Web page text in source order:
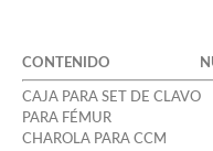
CONTENIDO
CAJA PARA SET DE CLAVO
PARA FÉMUR
CHAROLA PARA CCM